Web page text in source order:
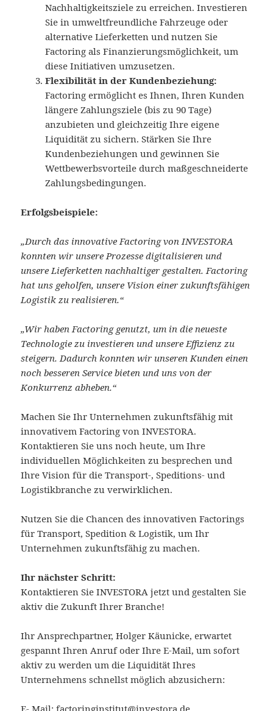
Nachhaltigkeitsziele zu erreichen. Investieren
Sie in umweltfreundliche Fahrzeuge oder
alternative Lieferketten und nutzen Sie
Factoring als Finanzierungsmöglichkeit, um
diese Initiativen umzusetzen.
Flexibilität in der Kundenbeziehung:
Factoring ermöglicht es Ihnen, Ihren Kunden
längere Zahlungsziele (bis zu 90 Tage)
anzubieten und gleichzeitig Ihre eigene
Liquidität zu sichern. Stärken Sie Ihre
Kundenbeziehungen und gewinnen Sie
Wettbewerbsvorteile durch maßgeschneiderte
Zahlungsbedingungen.
Erfolgsbeispiele:
„Durch das innovative Factoring von INVESTORA
konnten wir unsere Prozesse digitalisieren und
unsere Lieferketten nachhaltiger gestalten. Factoring
hat uns geholfen, unsere Vision einer zukunftsfähigen
Logistik zu realisieren.“
„Wir haben Factoring genutzt, um in die neueste
Technologie zu investieren und unsere Effizienz zu
steigern. Dadurch konnten wir unseren Kunden einen
noch besseren Service bieten und uns von der
Konkurrenz abheben.“
Machen Sie Ihr Unternehmen zukunftsfähig mit
innovativem Factoring von INVESTORA.
Kontaktieren Sie uns noch heute, um Ihre
individuellen Möglichkeiten zu besprechen und
Ihre Vision für die Transport-, Speditions- und
Logistikbranche zu verwirklichen.
Nutzen Sie die Chancen des innovativen Factorings
für Transport, Spedition & Logistik, um Ihr
Unternehmen zukunftsfähig zu machen.
Ihr nächster Schritt:
Kontaktieren Sie INVESTORA jetzt und gestalten Sie
aktiv die Zukunft Ihrer Branche!
Ihr Ansprechpartner, Holger Käunicke, erwartet
gespannt Ihren Anruf oder Ihre E-Mail, um sofort
aktiv zu werden um die Liquidität Ihres
Unternehmens schnellst möglich abzusichern: